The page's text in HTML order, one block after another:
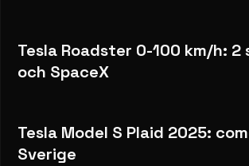
Tesla Roadster 0-100 km/h: 2
och SpaceX
Tesla Model S Plaid 2025:
Sverige